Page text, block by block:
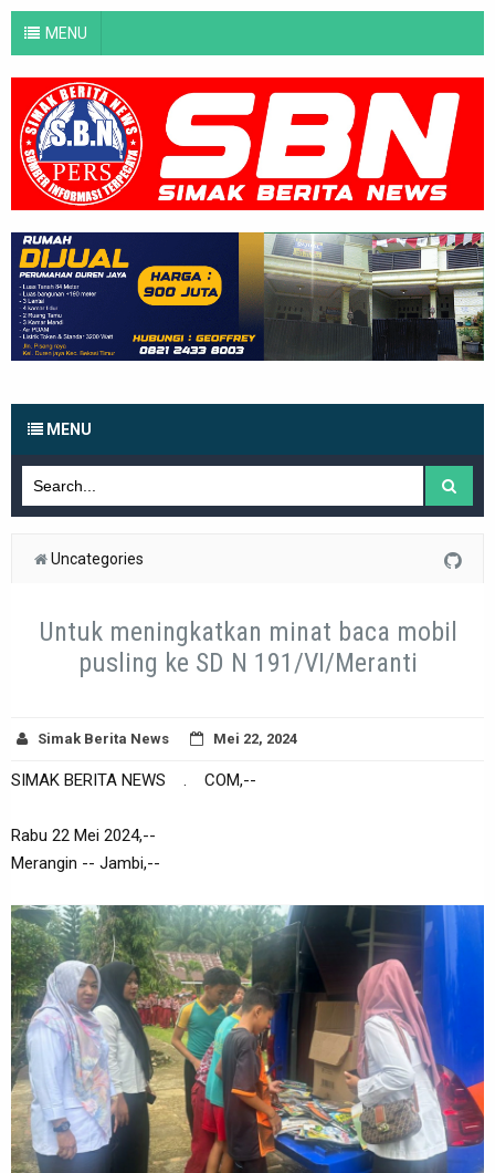
MENU
MENU
Uncategories
Untuk meningkatkan minat baca mobil
pusling ke SD N 191/VI/Meranti
Simak Berita News Mei 22, 2024
SIMAK BERITA NEWS . COM,--
Rabu 22 Mei 2024,--
Merangin -- Jambi,--